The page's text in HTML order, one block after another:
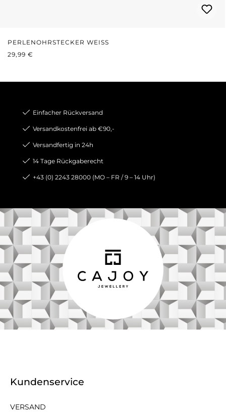
PERLENOHRSTECKER WEISS
REGULÄRER PREIS:
29,99 €
Einfacher Rückversand
Versandkostenfrei ab €90,-
Versandfertig in 24h
14 Tage Rückgaberecht
+43 (0) 2243 28000 (MO – FR / 9 – 14 Uhr)
Kundenservice
VERSAND